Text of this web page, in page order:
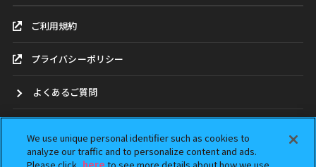
ご利用規約
プライバシーポリシー
よくあるご質問
ガシャポンどこ？
We use unique personal identifier such as cookies to
analyze our traffic and to personalize content and ads.